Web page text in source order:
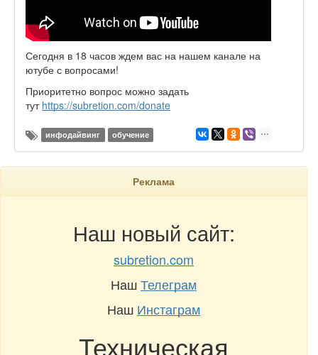
Сегодня в 18 часов ждем вас на нашем канале на
ютубе с вопросами!
Приоритетно вопрос можно задать
тут https://subretion.com/donate
инфодайвинг обучение
Реклама
Наш новый сайт:
subretion.com
НашТелеграм
Наш Инстаграм
Техническая